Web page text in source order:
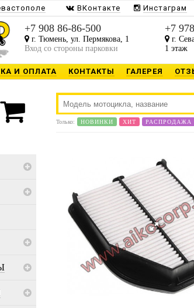
ВКонтакте Инстаграм
+7 908 86-86-500
г. Тюмень, ул. Пермякова, 1
Вход со стороны парковки
+7
г.
1 этаж
И ОПЛАТА КОНТАКТЫ ГАЛЕРЕЯ
Только: НОВИНКИ ХИТ РАСПРОДАЖА